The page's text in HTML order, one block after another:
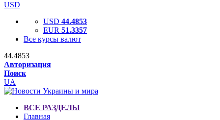
USD
USD 44.4853
EUR 51.3357
Все курсы валют
44.4853
Авторизация
Поиск
UA
ВСЕ РАЗДЕЛЫ
Главная